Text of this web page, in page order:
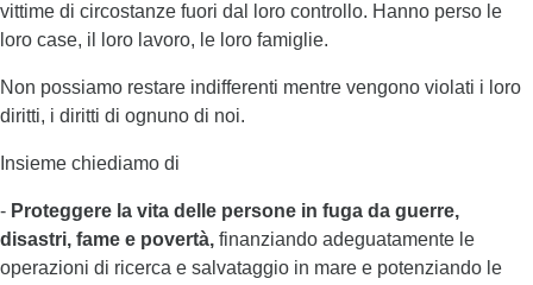
vittime di circostanze fuori dal loro controllo. Hanno perso le
loro case, il loro lavoro, le loro famiglie.
Non possiamo restare indifferenti mentre vengono violati i loro
diritti, i diritti di ognuno di noi.
Insieme chiediamo di
- Proteggere la vita delle persone in fuga da guerre,
disastri, fame e povertà, finanziando adeguatamente le
operazioni di ricerca e salvataggio in mare e potenziando le